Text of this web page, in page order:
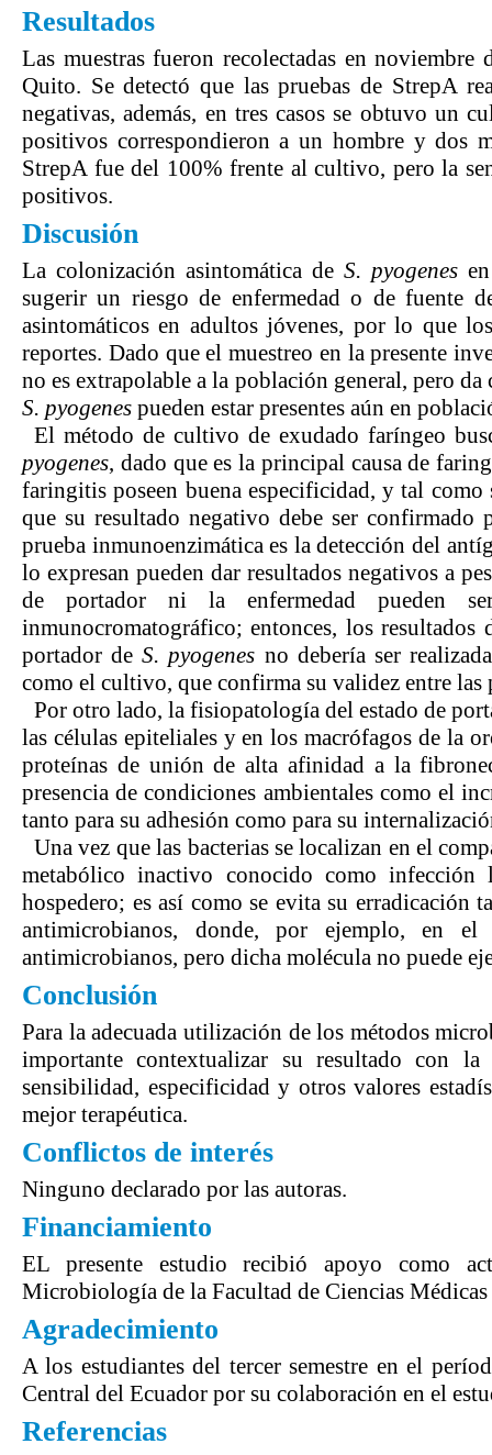
Resultados
Las muestras fueron recolectadas en
Quito. Se detectó que las pruebas de StrepA
negativas, además, en tres casos se obtuvo un
positivos correspondieron a un hombre y dos
StrepA fue del 100% frente al cultivo, pero la
positivos.
Discusión
La colonización asintomática de S. pyogenesen
sugerir un riesgo de enfermedad o de fuente
asintomáticos en adultos jóvenes, por lo que
reportes. Dado que el muestreo en la presente
no es extrapolable a la población general, pero
S. pyogenes pueden estar presentes aún en
El método de cultivo de exudado faríngeo
pyogenes, dado que es la principal causa de
faringitis poseen buena especificidad, y tal
que su resultado negativo debe ser
prueba inmunoenzimática es la detección del
lo expresan pueden dar resultados negativos a
de portador ni la enfermedad pueden
inmunocromatográfico; entonces, los resultados
portador deS. pyogenes no debería ser
como el cultivo, que confirma su validez entre
Por otro lado, la fisiopatología del estado de
las células epiteliales y en los macrófagos de la
proteínas de unión de alta afinidad a la
presencia de condiciones ambientales como el
tanto para su adhesión como para su
Una vez que las bacterias se localizan en el
metabólico inactivo conocido como
hospedero; es así como se evita su
antimicrobianos, donde, por ejemplo, en
antimicrobianos, pero dicha molécula no puede
Conclusión
Para la adecuada utilización de los métodos
importante contextualizar su resultado con
sensibilidad, especificidad y otros valores
mejor terapéutica.
Conflictos de interés
Ninguno declarado por las autoras.
Financiamiento
EL presente estudio recibió apoyo como
Microbiología de la Facultad de Ciencias
Agradecimiento
A los estudiantes del tercer semestre en el
Central del Ecuador por su colaboración en el
Referencias